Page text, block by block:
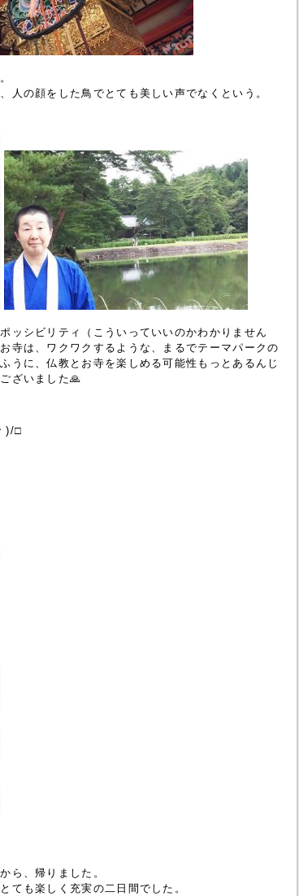
人の顔をした鳥でとても美しい声でなくという。
ッシビリティ（こういっていいのかわかりません
寺は、ワクワクするような、まるでテーマパークの
うに、仏教とお寺を楽しめる可能性もっとあるんじ
ざいました🙏
)/□
ら、帰りました。
ても楽しく充実の二日間でした。